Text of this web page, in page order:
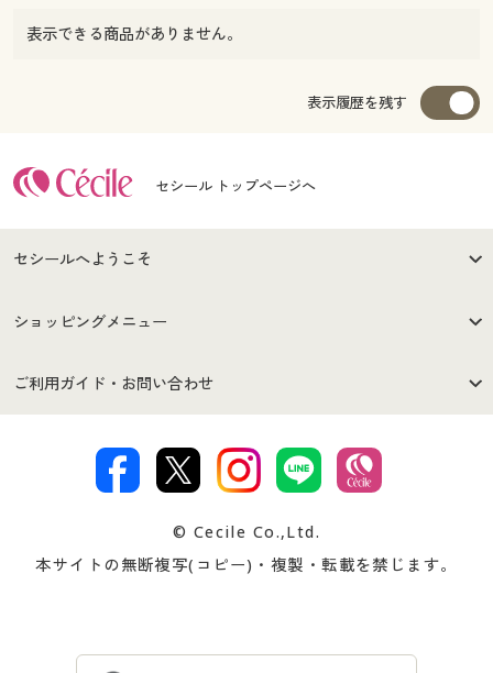
表示できる商品がありません。
表示履歴を残す
セシール トップページへ
セシールへようこそ
はじめての方へ
セシールご利用規約
著作権・商標について 会社案内
ショッピングメニュー
商品カテゴリ
プレゼント＆キャンペーン サイトマップ
ご利用ガイド・お問い合わせ
交換・返品は お支払は
ついて
忘れの場合
© Cecile Co.,Ltd.
本サイトの無断複写(コピー)・複製・転載を禁じます。